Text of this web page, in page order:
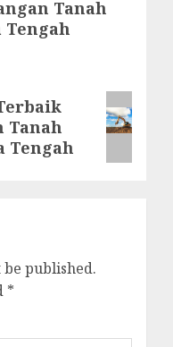
Tanah
Tengah
Tanah
Tengah
published.
*